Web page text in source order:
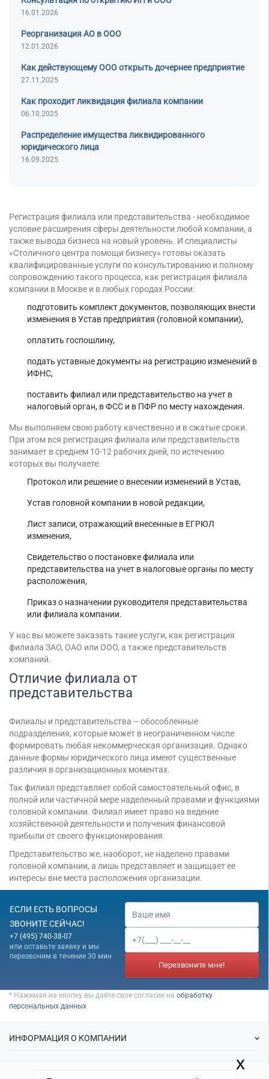
Под кредит
С долгами
Для тендера
С историей
ИТ-компании
Оценочные компании
Бухгалтерские компании
Проектные компании
Туристические фирмы
Торговые компании
Страховые компании
Регистрация МФО
Регистрация предприятия
Внесение в реестр МФО
Услуга банкротства
Банкротство предприятия
Банкротство компании
Банкротство организации
Банкротство ООО
Процедура банкротства
Банкротство ИП
Банкротство фирмы
Упрощенное банкротство
16.01.2026
Реорганизация АО в ООО
12.01.2026
Как действующему ООО открыть дочернее предприятие
27.11.2025
Как проходит ликвидация филиала компании
06.10.2025
Распределение имущества ликвидированного
юридического лица
16.09.2025
Регистрация филиала или представительства - необходимое
условие расширения сферы деятельности любой компании, а
также вывода бизнеса на новый уровень. И специалисты
«Столичного центра помощи бизнесу» готовы оказать
квалифицированные услуги по консультированию и полному
сопровождению такого процесса, как регистрация филиала
компании в Москве и в любых городах России:
подготовить комплект документов, позволяющих внести
изменения в Устав предприятия (головной компании),
оплатить госпошлину,
подать уставные документы на регистрацию изменений в
ИФНС,
поставить филиал или представительство на учет в
налоговый орган, в ФСС и в ПФР по месту нахождения.
Мы выполняем свою работу качественно и в сжатые сроки.
При этом вся регистрация филиала или представительств
занимает в среднем 10-12 рабочих дней, по истечению
которых вы получаете:
Протокол или решение о внесении изменений в Устав,
Устав головной компании в новой редакции,
Лист записи, отражающий внесенные в ЕГРЮЛ
изменения,
Свидетельство о постановке филиала или
представительства на учет в налоговые органы по месту
расположения,
Приказ о назначении руководителя представительства
или филиала компании.
У нас вы можете заказать такие услуги, как регистрация
филиала ЗАО, ОАО или ООО, а также представительств
компаний.
Отличие филиала от
представительства
Филиалы и представительства – обособленные
подразделения, которые может в неограниченном числе
формировать любая некоммерческая организация. Однако
данные формы юридического лица имеют существенные
различия в организационных моментах.
Так филиал представляет собой самостоятельный офис, в
полной или частичной мере наделенный правами и функциями
головной компании. Филиал имеет право на ведение
хозяйственной деятельности и получения финансовой
прибыли от своего функционирования.
Представительство же, наоборот, не наделено правами
головной компании, а лишь представляет и защищает ее
интересы вне места расположения организации.
ЕСЛИ ЕСТЬ ВОПРОСЫ
ЗВОНИТЕ СЕЙЧАС!
+7 (495) 740-38-07
или оставьте заявку и мы
перезвоним в течение 30 мин
Перезвоните мне!
* Нажимая на кнопку вы даёте свое согласие на обработку
персональных данных
ИНФОРМАЦИЯ О КОМПАНИИ
x